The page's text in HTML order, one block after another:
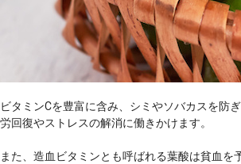
ビタミンCを豊富に含み、シミやソバカスを防
労回復やストレスの解消に働きかけます。
また、造血ビタミンとも呼ばれる葉酸は貧血を